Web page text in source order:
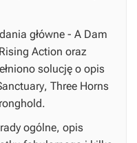
główne - A Dam
Action oraz
solucję o opis
, Three Horns
.
ogólne, opis